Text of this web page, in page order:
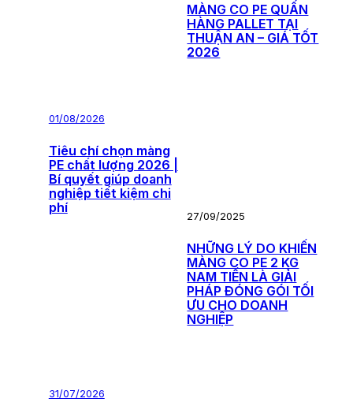
01/08/2026
Tiêu chí chọn màng
PE chất lượng 2026 |
Bí quyết giúp doanh
nghiệp tiết kiệm chi
phí
31/07/2026
MÀNG CO PE QUẤN
HÀNG PALLET TẠI
THUẬN AN – GIÁ TỐT
2026
27/09/2025
NHỮNG LÝ DO KHIẾN
MÀNG CO PE 2 KG
NAM TIẾN LÀ GIẢI
PHÁP ĐÓNG GÓI TỐI
ƯU CHO DOANH
NGHIỆP